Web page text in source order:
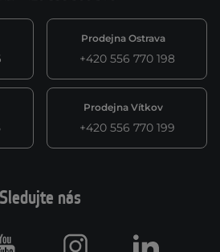
Prodejna Ostrava
+420 556 770 198
Prodejna Vítkov
+420 556 770 199
Sledujte nás